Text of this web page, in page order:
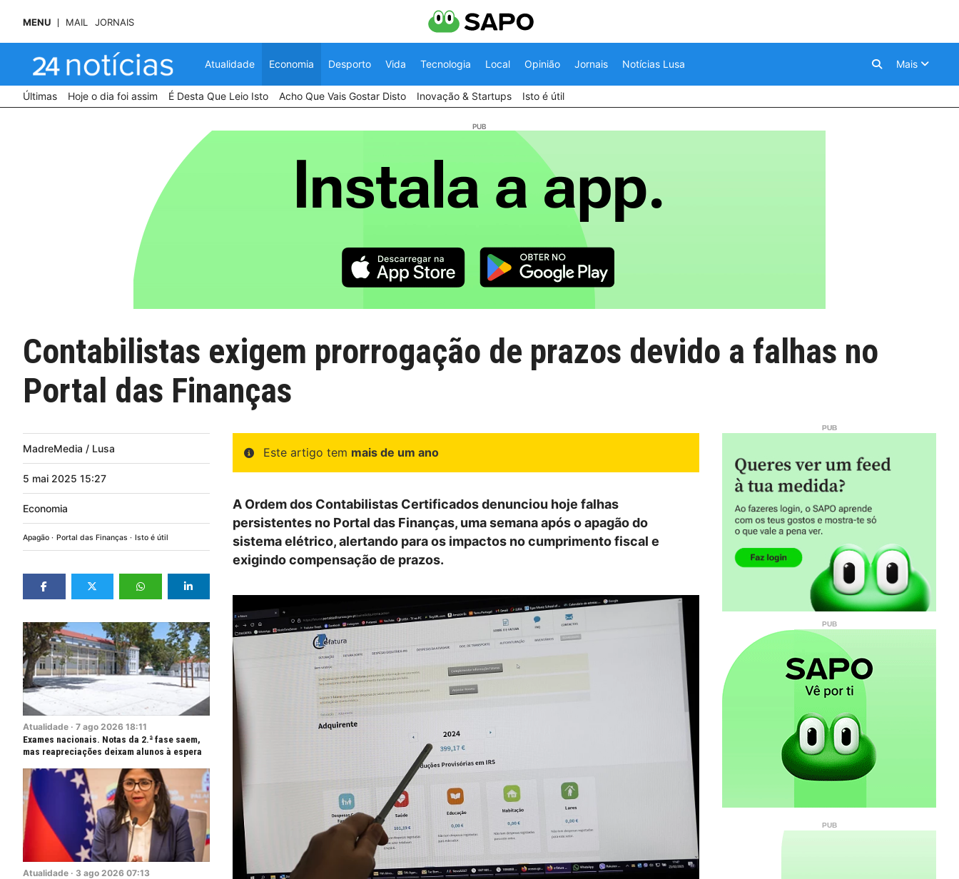
MENU MAIL JORNAIS
Atualidade Economia Desporto Vida Tecnologia Local Opinião Jornais Notícias Lusa Mais
Últimas Hoje o dia foi assim É Desta Que Leio Isto Acho Que Vais Gostar Disto Inovação & Startups Isto é útil
Contabilistas exigem prorrogação de prazos devido a falhas no
Portal das Finanças
MadreMedia / Lusa
5 mai 2025 15:27
Economia
Apagão Portal das Finanças Isto é útil
Atualidade · 7 ago 2026 18:11
Exames nacionais. Notas da 2.ª fase saem,
mas reapreciações deixam alunos à espera
Atualidade · 3 ago 2026 07:13
Este artigo tem mais de um ano
A Ordem dos Contabilistas Certificados denunciou hoje falhas
persistentes no Portal das Finanças, uma semana após o apagão do
sistema elétrico, alertando para os impactos no cumprimento fiscal e
exigindo compensação de prazos.